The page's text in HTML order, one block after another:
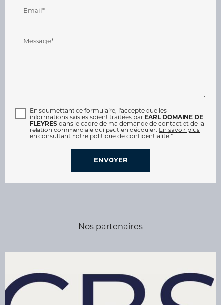
Email*
Message*
En soumettant ce formulaire, j'accepte que les
informations saisies soient traitées par EARL DOMAINE DE
FLEYRES dans le cadre de ma demande de contact et de la
relation commerciale qui peut en découler. En savoir plus
en consultant notre politique de confidentialité.*
Nos partenaires